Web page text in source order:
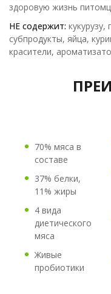
здоровую жизнь
НЕ содержит: кукурузу,
субпродукты, яйца,
красители,
70% мяса в
составе
37% белки,
11% жиры
4 вида
диетического
мяса
Живые
пробиотики